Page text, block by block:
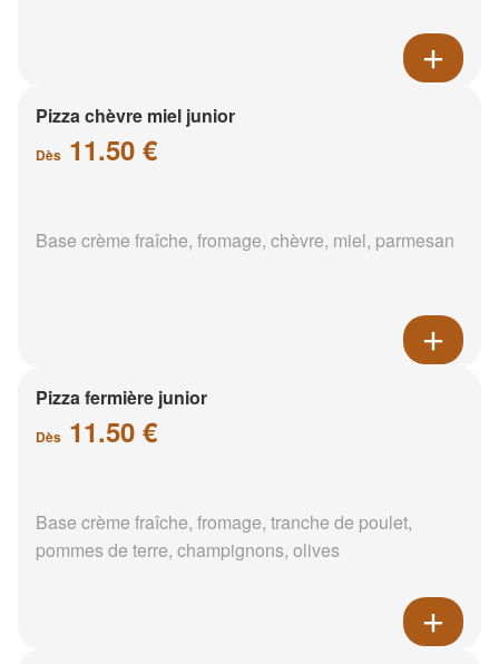
Pizza chèvre miel junior
Dès 11.50 €
Base crème fraîche, fromage, chèvre, miel, parmesan
Pizza fermière junior
Dès 11.50 €
Base crème fraîche, fromage, tranche de poulet,
pommes de terre, champignons, olives